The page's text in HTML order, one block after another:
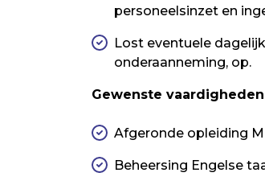
personeelsinzet en
Lost eventuele
onderaanneming, op.
Gewenste
Afgeronde opleiding
Beheersing Engelse